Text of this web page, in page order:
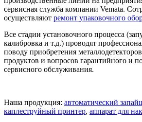
сервисная служба компании Vemata.
осуществляют ремонт упаковочного
Все стадии установочного процесса
калибровка и т.д.) проводят
поводу приобретения
продуктов и вопросов гарантийного и
сервисного обслуживания.
Наша продукция: автоматический
каплеструйный принтер, аппарат для